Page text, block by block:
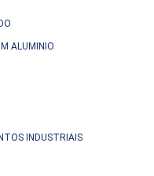
ALUMINIO
INDUSTRIAIS